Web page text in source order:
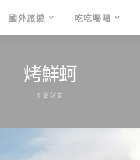
國外旅遊 吃吃喝喝
烤鮮蚵
1 篇貼文